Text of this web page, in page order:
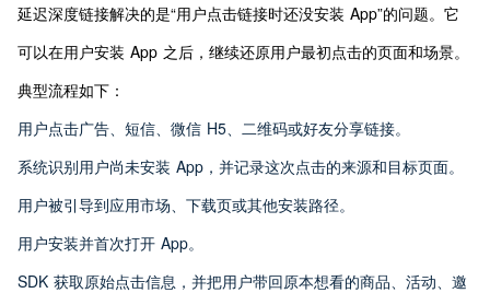
延迟深度链接解决的是“用户点击链接时还没安装 App”的问题。它
可以在用户安装 App 之后，继续还原用户最初点击的页面和场景。
典型流程如下：
用户点击广告、短信、微信 H5、二维码或好友分享链接。
系统识别用户尚未安装 App，并记录这次点击的来源和目标页面。
用户被引导到应用市场、下载页或其他安装路径。
用户安装并首次打开 App。
SDK 获取原始点击信息，并把用户带回原本想看的商品、活动、邀